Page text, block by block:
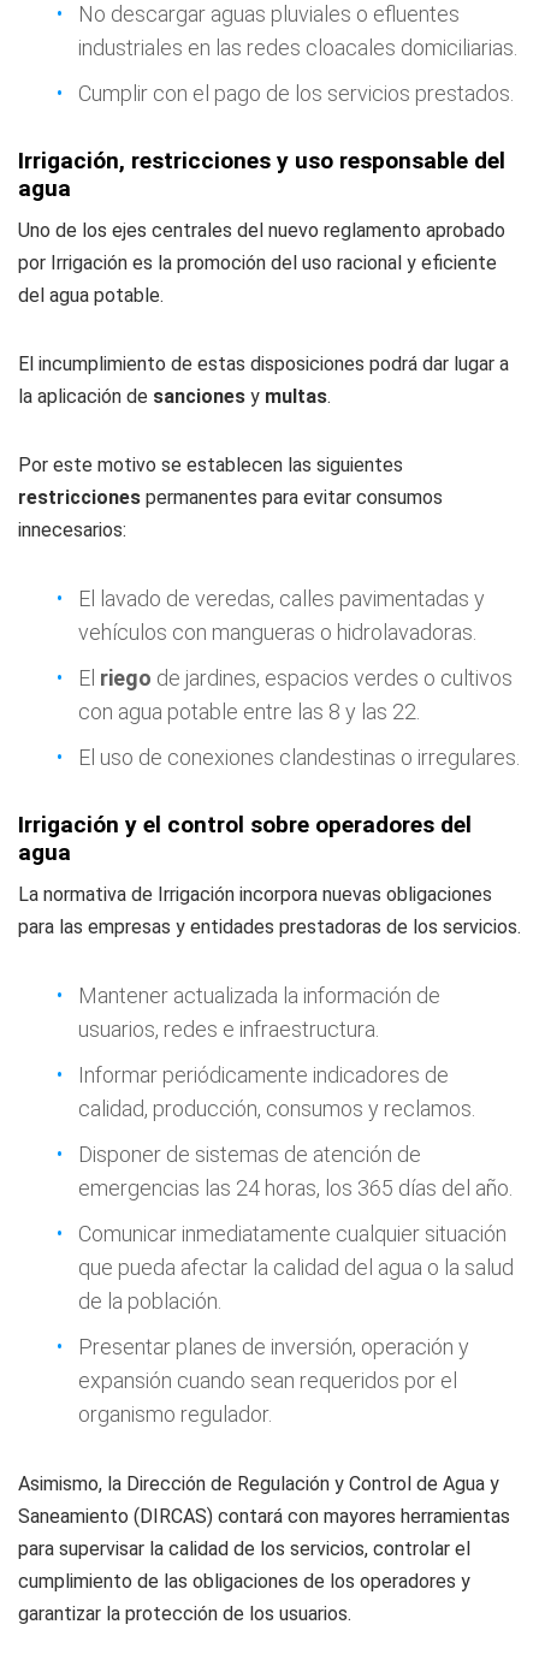
No descargar aguas pluviales o efluentes
industriales en las redes cloacales domiciliarias.
Cumplir con el pago de los servicios prestados.
Irrigación, restricciones y uso responsable del
agua
Uno de los ejes centrales del nuevo reglamento aprobado
por Irrigación es la promoción del uso racional y eficiente
del agua potable.
El incumplimiento de estas disposiciones podrá dar lugar a
la aplicación de sanciones y multas.
Por este motivo se establecen las siguientes
restricciones permanentes para evitar consumos
innecesarios:
El lavado de veredas, calles pavimentadas y
vehículos con mangueras o hidrolavadoras.
El riego de jardines, espacios verdes o cultivos
con agua potable entre las 8 y las 22.
El uso de conexiones clandestinas o irregulares.
Irrigación y el control sobre operadores del
agua
La normativa de Irrigación incorpora nuevas obligaciones
para las empresas y entidades prestadoras de los servicios.
Mantener actualizada la información de
usuarios, redes e infraestructura.
Informar periódicamente indicadores de
calidad, producción, consumos y reclamos.
Disponer de sistemas de atención de
emergencias las 24 horas, los 365 días del año.
Comunicar inmediatamente cualquier situación
que pueda afectar la calidad del agua o la salud
de la población.
Presentar planes de inversión, operación y
expansión cuando sean requeridos por el
organismo regulador.
Asimismo, la Dirección de Regulación y Control de Agua y
Saneamiento (DIRCAS) contará con mayores herramientas
para supervisar la calidad de los servicios, controlar el
cumplimiento de las obligaciones de los operadores y
garantizar la protección de los usuarios.